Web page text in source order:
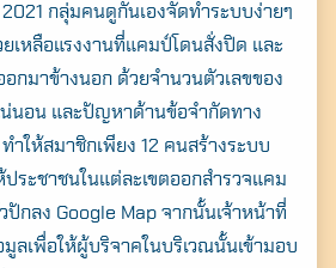
กลุ่มคนดูกันเองจัดทำระบบง่ายๆ
เหลือแรงงานที่แคมป์โดนสั่งปิด และ
กมาข้างนอก ด้วยจำนวนตัวเลขของ
นอน และปัญหาด้านข้อจำกัดทาง
ำให้สมาชิกเพียง 12 คนสร้างระบบ
ประชาชนในแต่ละเขตออกสำรวจแคม
ปักลง Google Map จากนั้นเจ้าหน้าที่
ลเพื่อให้ผู้บริจาคในบริเวณนั้นเข้ามอบ